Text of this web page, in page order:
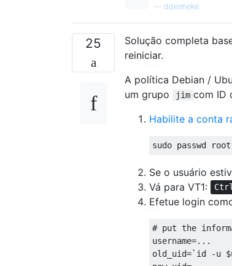
ddeimeke
25
Solução completa
reiniciar.
A política Debian /
um grupo
jim com ID
Habilite a conta
Se o usuário
Vá para VT1:
Efetue login
# put the
username=...
old_uid=`id -u